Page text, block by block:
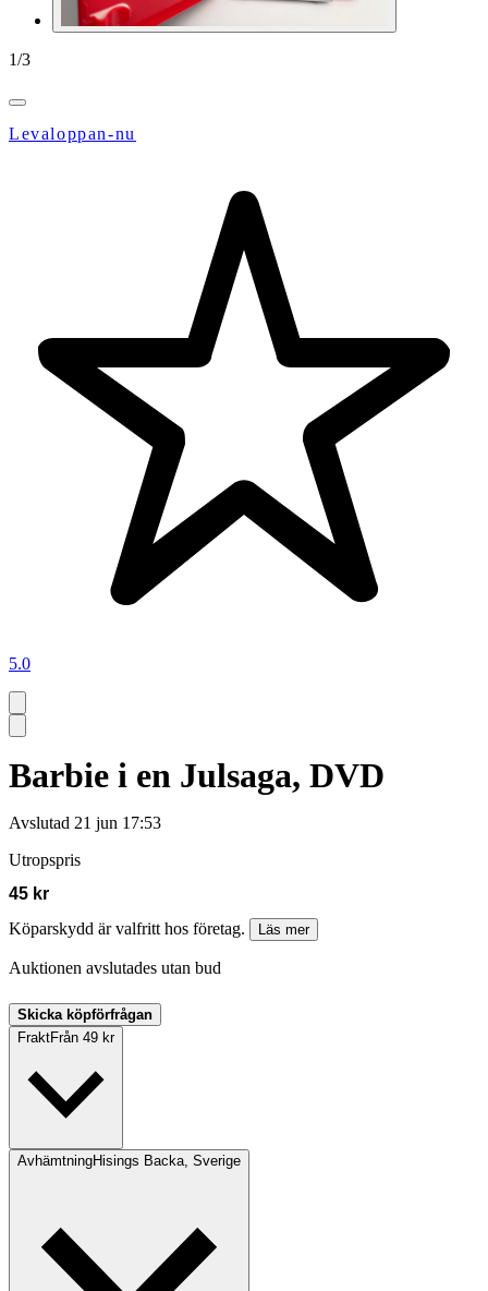
1/3
Levaloppan-nu
5.0
Barbie i en Julsaga, DVD
Avslutad 21 jun 17:53
Utropspris
45 kr
Köparskydd är valfritt hos företag.
Läs mer
Auktionen avslutades utan bud
Skicka köpförfrågan
FraktFrån 49 kr
AvhämtningHisings Backa, Sverige